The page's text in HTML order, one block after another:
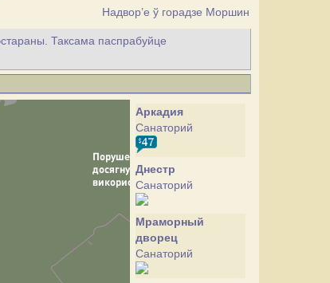
Надвор’е ў горадзе Моршин
Таксама паспрабуйце
Аркадия
Cанаторий
Днестр
Cанаторий
Мраморный
дворец
Cанаторий